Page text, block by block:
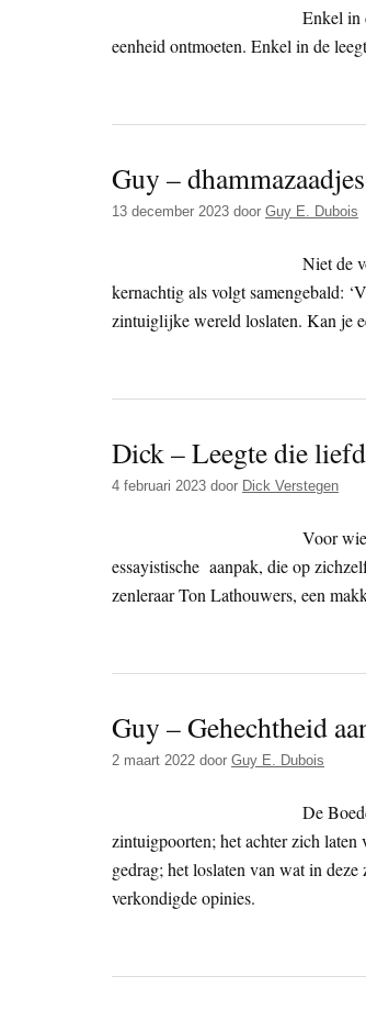
Enkel in
eenheid ontmoeten. Enkel in de
Guy –
13 december 2023 door Guy E. Dubois
Niet de
kernachtig als volgt samengebald:
zintuiglijke wereld loslaten. Kan je
Dick – Leegte die
4 februari 2023 door Dick Verstegen
Voor
essayistische aanpak, die op
zenleraar Ton Lathouwers, een
Guy – Gehechtheid
2 maart 2022 door Guy E. Dubois
De
zintuigpoorten; het achter zich laten
gedrag; het loslaten van wat in
verkondigde opinies.